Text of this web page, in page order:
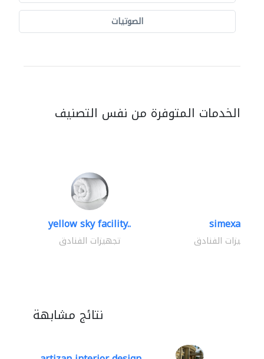
الصوتيات
الخدمات المتوفرة من نفس التصنيف
yellow sky facility..
تجهيزات الفنادق
simexa
تجهيزات الفنادق
نتائج مشابهة